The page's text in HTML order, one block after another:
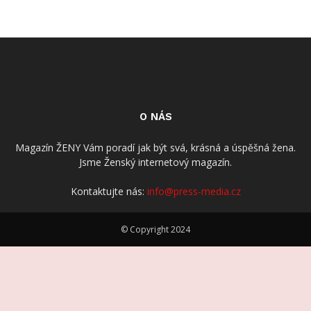
O NÁS
Magazín ŽENY Vám poradí jak být svá, krásná a úspěšná žena.
Jsme Ženský internetový magazín.
Kontaktujte nás: info@press-media.cz
© Copyright 2024